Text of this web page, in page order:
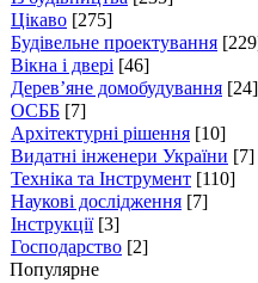
Цікаво [275]
Будівельне проектування
Вікна і двері [46]
Дерев’яне домобудування [24]
ОСББ [7]
Архітектурні рішення [10]
Видатні інженери України [7]
Техніка та Інструмент [110]
Наукові дослідження [7]
Інструкції [3]
Господарство [2]
Популярне